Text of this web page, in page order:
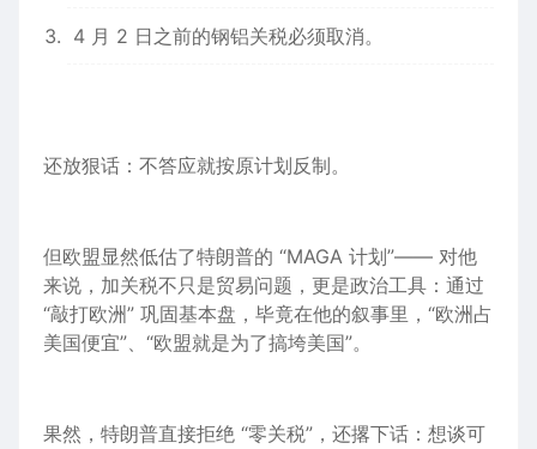
4 月 2 日之前的钢铝关税必须取消。
还放狠话：不答应就按原计划反制。
但欧盟显然低估了特朗普的 “MAGA 计划”—— 对他
来说，加关税不只是贸易问题 ，更是政治工具 ：通过
“敲打欧洲” 巩固基本盘，毕竟在他的叙事里，“欧洲占
美国便宜”、“欧盟就是为了搞垮美国”。
果然，特朗普直接拒绝 “零关税”，还撂下话：想谈可